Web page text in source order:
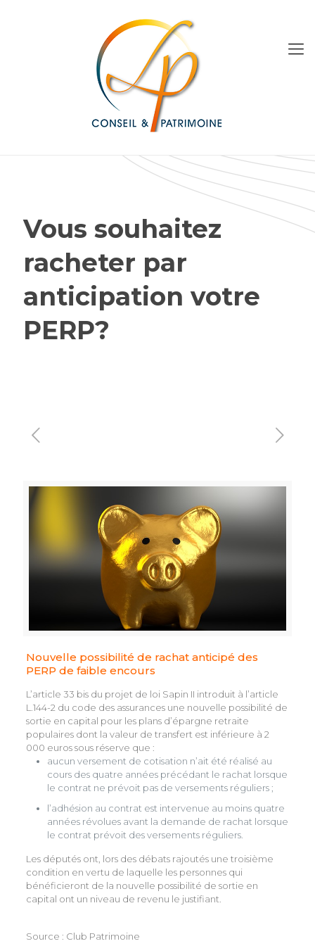
Vous souhaitez
racheter par
anticipation votre
PERP?
Nouvelle possibilité de rachat anticipé des
PERP de faible encours
L’article 33 bis du projet de loi Sapin II introduit à l’article
L.144-2 du code des assurances une nouvelle possibilité de
sortie en capital pour les plans d’épargne retraite
populaires dont la valeur de transfert est inférieure à 2
000 euros sous réserve que :
aucun versement de cotisation n’ait été réalisé au
cours des quatre années précédant le rachat lorsque
le contrat ne prévoit pas de versements réguliers ;
l’adhésion au contrat est intervenue au moins quatre
années révolues avant la demande de rachat lorsque
le contrat prévoit des versements réguliers.
Les députés ont, lors des débats rajoutés une troisième
condition en vertu de laquelle les personnes qui
bénéficieront de la nouvelle possibilité de sortie en
capital ont un niveau de revenu le justifiant.
Source : Club Patrimoine